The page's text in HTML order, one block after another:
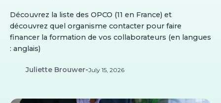
Découvrez la liste des OPCO (11 en France) et
découvrez quel organisme contacter pour faire
financer la formation de vos collaborateurs (en langues
: anglais)
Juliette Brouwer-July 15, 2026